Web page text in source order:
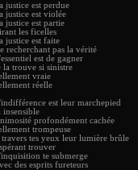
justice est perdue
justice est violée
justice est partie
les ficelles
justice est faite
recherchant pas la vérité
est de gagner
la trouve si sinistre
vraie
réelle
est leur marchepied
insensible
profondément cachée
trompeuse
travers tes yeux leur lumière brûle
trouver
te submerge
des esprits fureteurs